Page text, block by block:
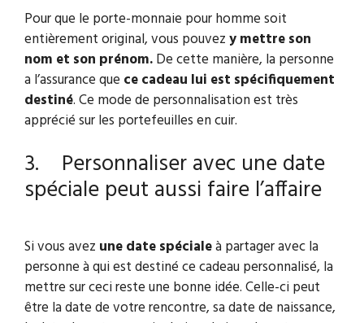
Pour que le porte-monnaie pour homme soit
entièrement original, vous pouvezy mettre son
nom et son prénom.De cette manière, la personne
a l’assurance que ce cadeau lui est spécifiquement
destiné. Ce mode de personnalisation est très
apprécié sur les portefeuilles en cuir.
3. Personnaliser avec une date
spéciale peut aussi faire l’affaire
Si vous avez une date spécialeà partager avec la
personne à qui est destiné ce cadeau personnalisé, la
mettre sur ceci reste une bonne idée. Celle-ci peut
être la date de votre rencontre, sa date de naissance,